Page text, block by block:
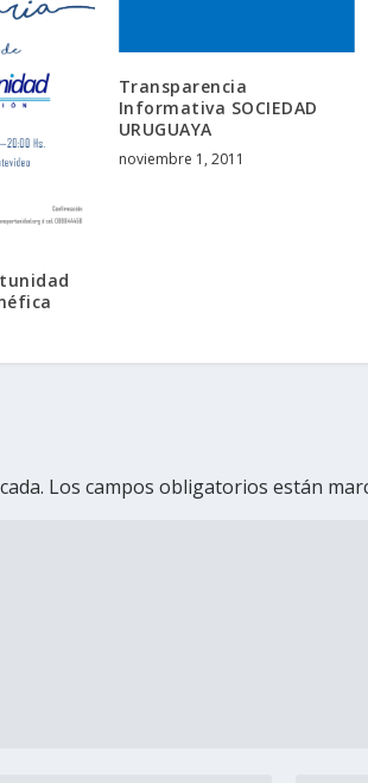
Transparencia
Informativa SOCIEDAD
URUGUAYA
noviembre 1, 2011
Los campos obligatorios están